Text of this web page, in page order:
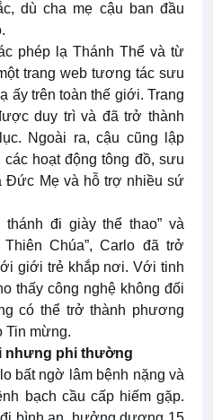
dù cha mẹ cậu ban đầu
phép lạ Thánh Thể và từ
trang web tương tác sưu
ấy trên toàn thế giới. Trang
duy trì và đã trở thành
Ngoài ra, cậu cũng lập
hoạt động tông đồ, sưu
Đức Mẹ và hỗ trợ nhiều sứ
đi giày thể thao” và
Chúa”, Carlo đã trở
giới trẻ khắp nơi. Với tinh
thấy công nghệ không đối
có thể trở thành phương
Tin mừng.
nhưng phi thường
bất ngờ lâm bệnh nặng và
bạch cầu cấp hiếm gặp.